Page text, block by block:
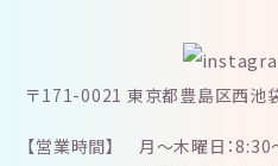
〒171-0021 東京都豊島区西池
【営業時間】
月～木曜日：